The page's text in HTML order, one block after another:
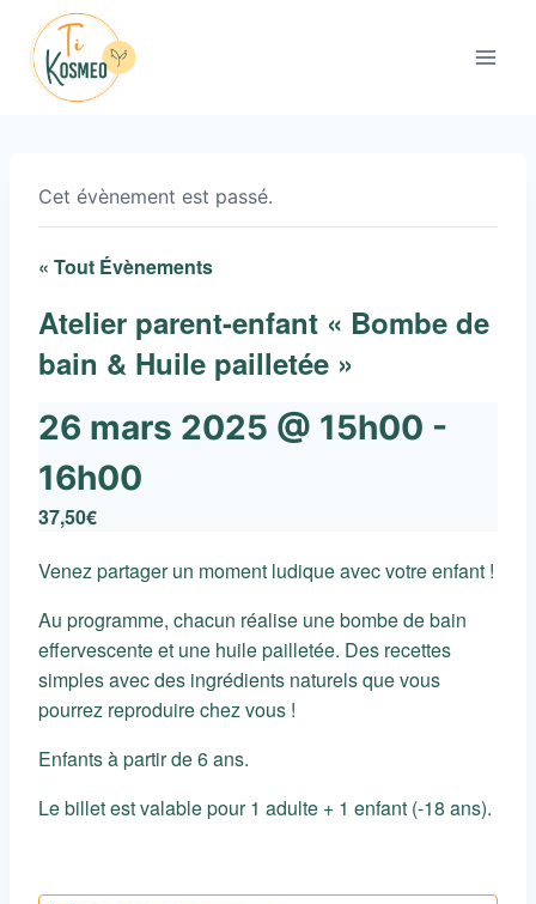
contenu
Cet évènement est passé.
« Tout Évènements
Atelier parent-enfant « Bombe de
bain & Huile pailletée »
26 mars 2025 @ 15h00 -
16h00
37,50€
Venez partager un moment ludique avec votre enfant !
Au programme, chacun réalise une bombe de bain
effervescente et une huile pailletée. Des recettes
simples avec des ingrédients naturels que vous
pourrez reproduire chez vous !
Enfants à partir de 6 ans.
Le billet est valable pour 1 adulte + 1 enfant (-18 ans).